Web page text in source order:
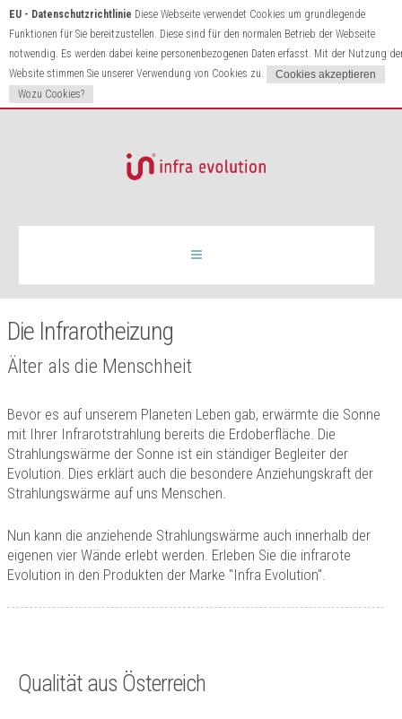
EU - Datenschutzrichtlinie Diese Webseite verwendet Cookies um grundlegende
Funktionen für Sie bereitzustellen. Diese sind für den normalen Betrieb der Webseite
notwendig. Es werden dabei keine personenbezogenen Daten erfasst. Mit der Nutzung
Website stimmen Sie unserer Verwendung von Cookies zu.
Wozu Cookies?
Infrarotheizung
Produkte
Kontakt
Die Infrarotheizung
Älter als die Menschheit
Bevor es auf unserem Planeten Leben gab, erwärmte die Sonne
mit Ihrer Infrarotstrahlung bereits die Erdoberfläche. Die
Strahlungswärme der Sonne ist ein ständiger Begleiter der
Evolution. Dies erklärt auch die besondere Anziehungskraft der
Strahlungswärme auf uns Menschen.
Nun kann die anziehende Strahlungswärme auch innerhalb der
eigenen vier Wände erlebt werden. Erleben Sie die infrarote
Evolution in den Produkten der Marke "Infra Evolution".
Qualität aus Österreich